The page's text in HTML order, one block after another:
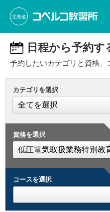
北海道
日程から予約す
予約したいカテゴリと資格、
カテゴリを選択
資格を選択
コースを選択